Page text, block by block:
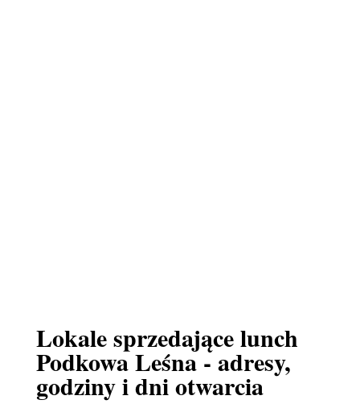
Lokale sprzedające lunch
Podkowa Leśna - adresy,
godziny i dni otwarcia